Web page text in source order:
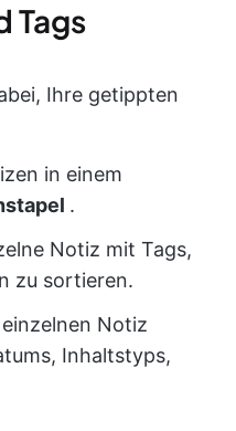
Tags
Ihre getippten
in einem
.
Notiz mit Tags,
zu sortieren.
Notiz
Inhaltstyps,